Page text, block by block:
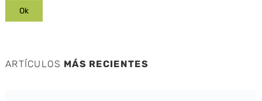
ARTÍCULOS MÁS RECIENTES